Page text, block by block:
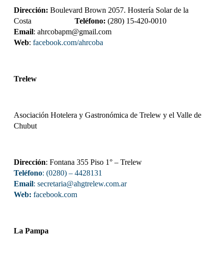
Dirección: Boulevard Brown 2057. Hostería Solar de la
Costa Teléfono: (280) 15-420-0010
Email: ahrcobapm@gmail.com
Web: facebook.com/ahrcoba
Trelew
Asociación Hotelera y Gastronómica de Trelew y el Valle de
Chubut
Dirección: Fontana 355 Piso 1° – Trelew
Teléfono: (0280) – 4428131
Email: secretaria@ahgtrelew.com.ar
Web: facebook.com
La Pampa